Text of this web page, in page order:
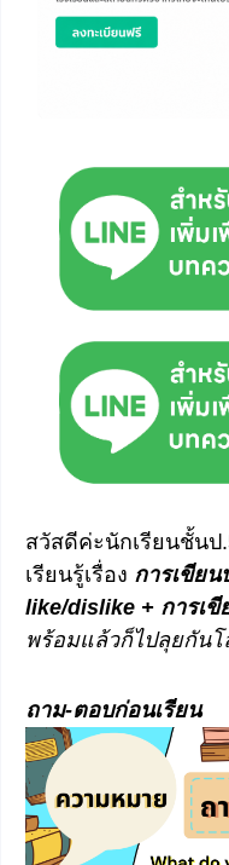
สวัสดีค่ะนักเรียนชั้นป
เรียนรู้เรื่อง การเขีย
like/dislike + การเขี
พร้อมแล้วก็ไปลุยกันโ
ถาม-ตอบก่อนเรียน